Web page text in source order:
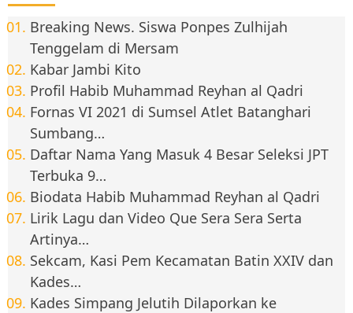
Breaking News. Siswa Ponpes Zulhijah
Tenggelam di Mersam
Kabar Jambi Kito
Profil Habib Muhammad Reyhan al Qadri
Fornas VI 2021 di Sumsel Atlet Batanghari
Sumbang…
Daftar Nama Yang Masuk 4 Besar Seleksi JPT
Terbuka 9…
Biodata Habib Muhammad Reyhan al Qadri
Lirik Lagu dan Video Que Sera Sera Serta
Artinya…
Sekcam, Kasi Pem Kecamatan Batin XXIV dan
Kades…
Kades Simpang Jelutih Dilaporkan ke